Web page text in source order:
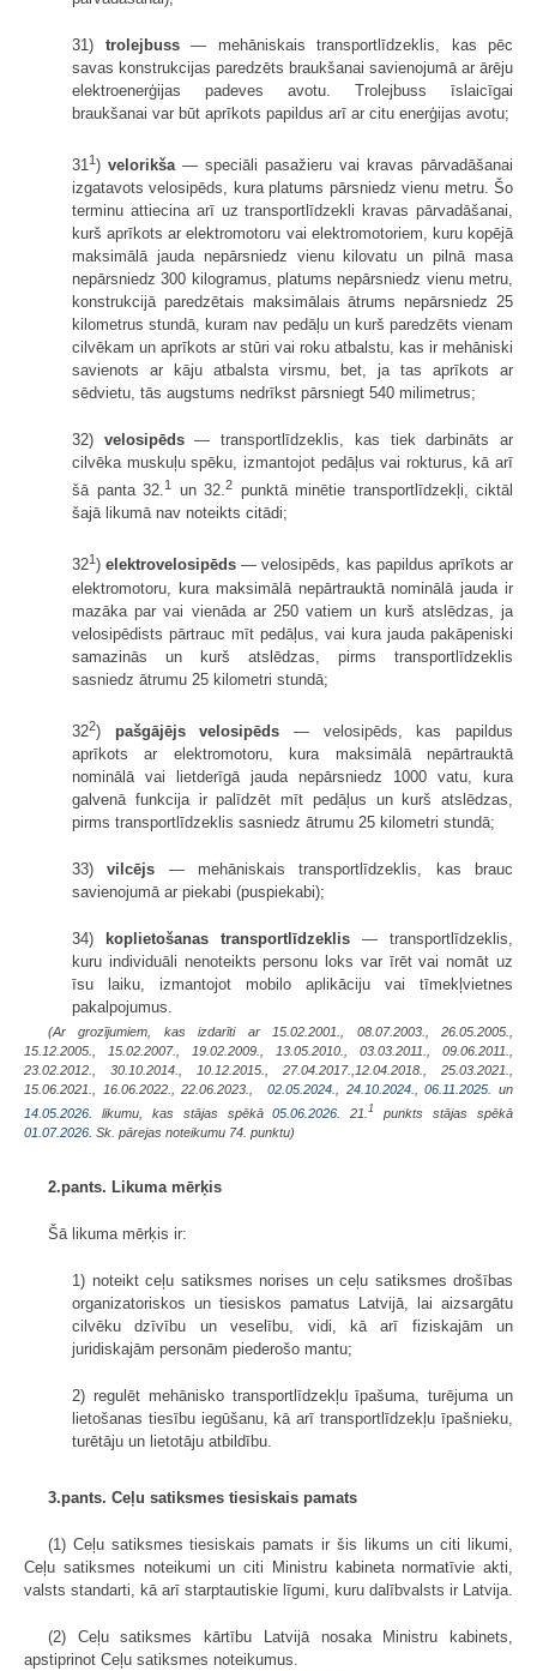
31) trolejbuss— mehāniskais transportlīdzeklis, kas pēc
savas konstrukcijas paredzēts braukšanai savienojumā ar ārēju
elektroenerģijas padeves avotu. Trolejbuss īslaicīgai
braukšanai var būt aprīkots papildus arī ar citu enerģijas avotu;
31 1) velorikša — speciāli pasažieru vai kravas pārvadāšanai
izgatavots velosipēds, kura platums pārsniedz vienu metru. Šo
terminu attiecina arī uz transportlīdzekli kravas pārvadāšanai,
kurš aprīkots ar elektromotoru vai elektromotoriem, kuru kopējā
maksimālā jauda nepārsniedz vienu kilovatu un pilnā masa
nepārsniedz 300 kilogramus, platums nepārsniedz vienu metru,
konstrukcijā paredzētais maksimālais ātrums nepārsniedz 25
kilometrus stundā, kuram nav pedāļu un kurš paredzēts vienam
cilvēkam un aprīkots ar stūri vai roku atbalstu, kas ir mehāniski
savienots ar kāju atbalsta virsmu, bet, ja tas aprīkots ar
sēdvietu, tās augstums nedrīkst pārsniegt 540 milimetrus;
32) velosipēds— transportlīdzeklis, kas tiek darbināts ar
cilvēka muskuļu spēku, izmantojot pedāļus vai rokturus, kā arī
šā panta 32.1 un 32.2 punktā minētie transportlīdzekļi, ciktāl
šajā likumā nav noteikts citādi;
321 )elektrovelosipēds — velosipēds, kas papildus aprīkots ar
elektromotoru, kura maksimālā nepārtrauktā nominālā jauda ir
mazāka par vai vienāda ar 250 vatiem un kurš atslēdzas, ja
velosipēdists pārtrauc mīt pedāļus, vai kura jauda pakāpeniski
samazinās un kurš atslēdzas, pirms transportlīdzeklis
sasniedz ātrumu 25 kilometri stundā;
322) pašgājējs velosipēds — velosipēds, kas papildus
aprīkots ar elektromotoru, kura maksimālā nepārtrauktā
nominālā vai lietderīgā jauda nepārsniedz 1000 vatu, kura
galvenā funkcija ir palīdzēt mīt pedāļus un kurš atslēdzas,
pirms transportlīdzeklis sasniedz ātrumu 25 kilometri stundā;
33)vilcējs — mehāniskais transportlīdzeklis, kas brauc
savienojumā ar piekabi (puspiekabi);
34) koplietošanas transportlīdzeklis — transportlīdzeklis,
kuru individuāli nenoteikts personu loks var īrēt vai nomāt uz
īsu laiku, izmantojot mobilo aplikāciju vai tīmekļvietnes
pakalpojumus.
(Ar grozījumiem, kas izdarīti ar 15.02.2001., 08.07.2003., 26.05.2005.,
15.12.2005., 15.02.2007., 19.02.2009., 13.05.2010., 03.03.2011., 09.06.2011.,
23.02.2012., 30.10.2014., 10.12.2015., 27.04.2017.,12.04.2018., 25.03.2021.,
15.06.2021., 16.06.2022., 22.06.2023., 02.05.2024. 24.10.2024. ,06.11.2025.
un
14.05.2026 . likumu, kas stājas spēkā05.06.2026. 21.1
punkts stājas spēkā
01.07.2026. Sk. pārejas noteikumu 74. punktu)
2.pants. Likuma mērķis
Šā likuma mērķis ir:
1) noteikt ceļu satiksmes norises un ceļu satiksmes drošības
organizatoriskos un tiesiskos pamatus Latvijā, lai aizsargātu
cilvēku dzīvību un veselību, vidi, kā arī fiziskajām un
juridiskajām personām piederošo mantu;
2) regulēt mehānisko transportlīdzekļu īpašuma, turējuma un
lietošanas tiesību iegūšanu, kā arī transportlīdzekļu īpašnieku,
turētāju un lietotāju atbildību.
3.pants. Ceļu satiksmes tiesiskais pamats
(1) Ceļu satiksmes tiesiskais pamats ir šis likums un citi likumi,
Ceļu satiksmes noteikumi un citi Ministru kabineta normatīvie akti,
valsts standarti, kā arī starptautiskie līgumi, kuru dalībvalsts ir Latvija.
(2) Ceļu satiksmes kārtību Latvijā nosaka Ministru kabinets,
apstiprinot Ceļu satiksmes noteikumus.